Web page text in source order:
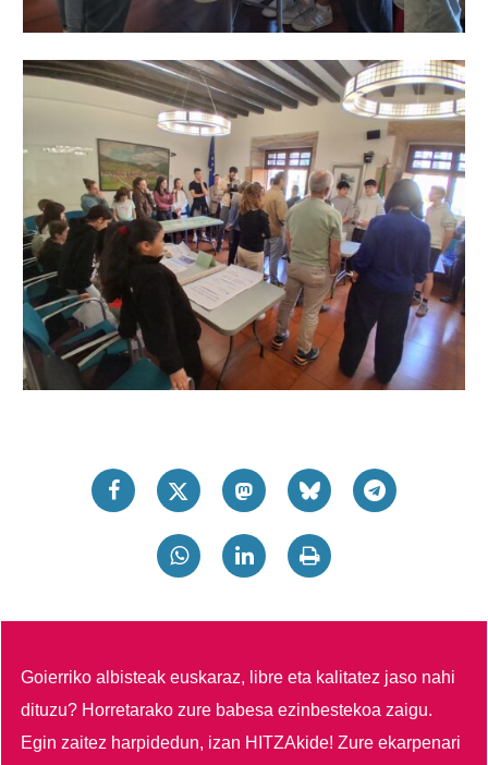
Goierriko albisteak euskaraz, libre eta kalitatez jaso nahi
dituzu? Horretarako zure babesa ezinbestekoa zaigu.
Egin zaitez harpidedun, izan HITZAkide!Zure ekarpenari